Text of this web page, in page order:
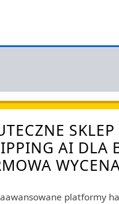
SKLEP
AI DLA
platformy